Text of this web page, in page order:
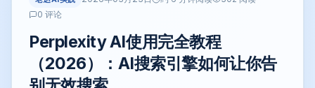
0 评论
Perplexity AI使用完全教程
（2026）：AI搜索引擎如何让你告